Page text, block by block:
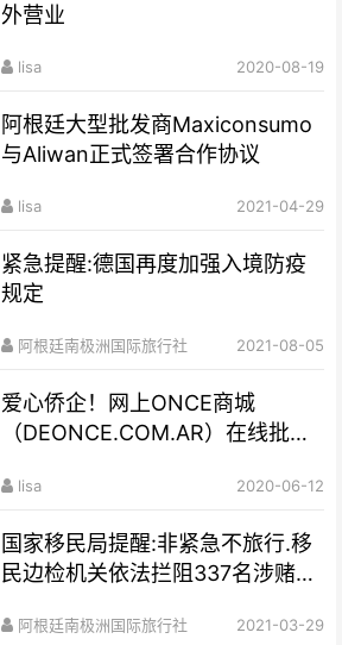
外营业
lisa 2020-08-19
阿根廷大型批发商Maxiconsumo
与Aliwan正式签署合作协议
lisa 2021-04-29
紧急提醒:德国再度加强入境防疫
规定
阿根廷南极洲国际旅行社 2021-08-05
爱心侨企！网上ONCE商城
（DEONCE.COM.AR）在线批发
lisa 2020-06-12
国家移民局提醒:非紧急不旅行.移
民边检机关依法拦阻337名涉赌涉
阿根廷南极洲国际旅行社 2021-03-29